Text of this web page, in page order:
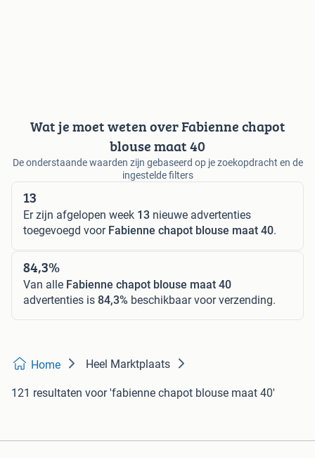
Wat je moet weten over Fabienne chapot
blouse maat 40
De onderstaande waarden zijn gebaseerd op je zoekopdracht en de
ingestelde filters
13
Er zijn afgelopen week 13 nieuwe advertenties
toegevoegd voor Fabienne chapot blouse maat 40.
84,3%
Van alle Fabienne chapot blouse maat 40
advertenties is 84,3% beschikbaar voor verzending.
Home Heel Marktplaats
121 resultaten voor 'fabienne chapot blouse maat 40'